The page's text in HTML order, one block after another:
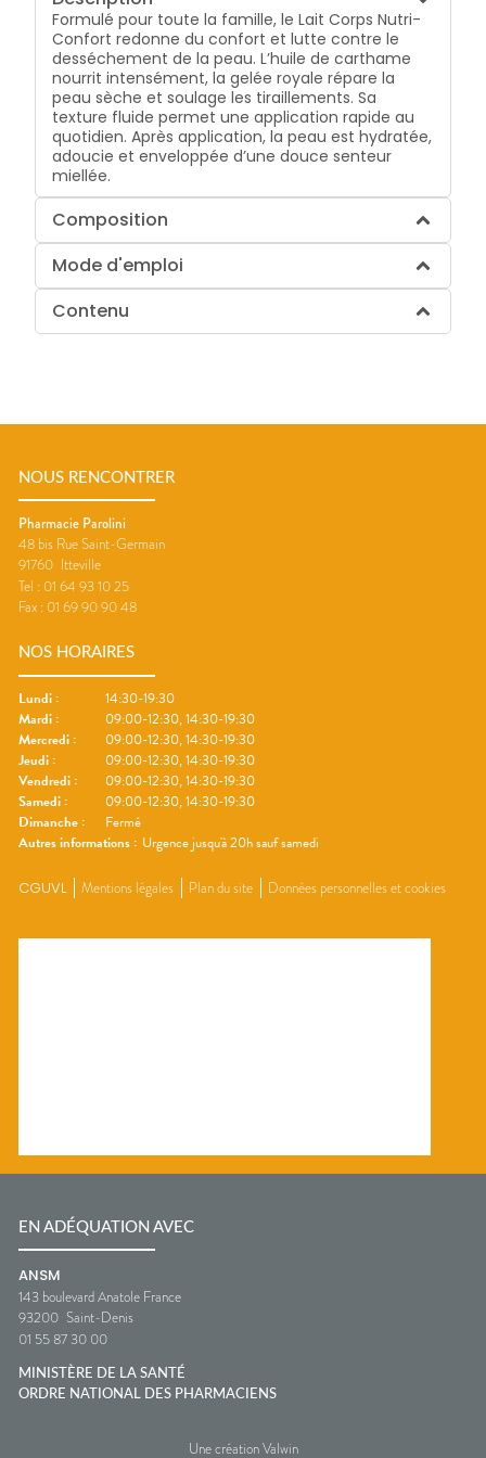
Formulé pour toute la famille, le Lait Corps Nutri-
Confort redonne du confort et lutte contre le
desséchement de la peau. L’huile de carthame
nourrit intensément, la gelée royale répare la
peau sèche et soulage les tiraillements. Sa
texture fluide permet une application rapide au
quotidien. Après application, la peau est hydratée,
adoucie et enveloppée d’une douce senteur
miellée.
Composition
Mode d'emploi
Contenu
NOUS RENCONTRER
Pharmacie Parolini
48 bis Rue Saint-Germain
91760 Itteville
Tel : 01 64 93 10 25
Fax : 01 69 90 90 48
NOS HORAIRES
Lundi :
14:30-19:30
Mardi :
09:00-12:30, 14:30-19:30
Mercredi :
09:00-12:30, 14:30-19:30
Jeudi :
09:00-12:30, 14:30-19:30
Vendredi :
09:00-12:30, 14:30-19:30
Samedi :
09:00-12:30, 14:30-19:30
Dimanche :
Fermé
Autres informations : Urgence jusqu'à 20h sauf samedi
CGUVL Mentions légales Plan du site Données personnelles et cookies
EN ADÉQUATION AVEC
ANSM
143 boulevard Anatole France
93200 Saint-Denis
01 55 87 30 00
MINISTÈRE DE LA SANTÉ
ORDRE NATIONAL DES PHARMACIENS
Une création Valwin